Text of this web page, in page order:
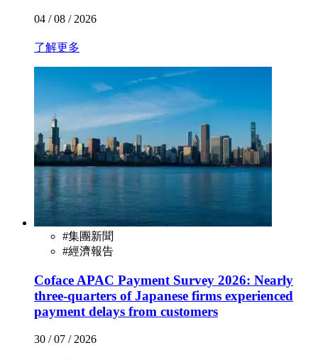
04 / 08 / 2026
了解更多
#集團新聞
#經濟報告
Coface APAC Payment Survey 2026: Nearly
three-quarters of Japanese firms experienced
payment delays from customers
30 / 07 / 2026